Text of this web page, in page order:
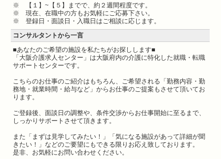
※ 【１】~【５】までで、約２週間程度です。
※ 現在、在職中の方もお気軽にご応募下さい。
※ 登録日・面談日・入職日はご相談に応じます。
コンサルタントから一言
■あなたのご希望の施設を私たちがお探しします■
「大阪介護求人センター」は大阪府内の介護に特化した就職・転職
サポートセンターです。
こちらのお仕事のご紹介はもちろん、ご希望される「勤務内容・勤
務地・就業時間・給与など」からお仕事のご提案もさせて頂いてお
ります。
ご登録後、面談日の調整や、条件交渉からお仕事開始に至るまで、
しっかりサポートさせて頂きます。
また「まずは見学してみたい！」「気になる施設があって詳細が聞
きたい！」などのご要望にもできる限りお応え致しております。
是非、お気軽にお問い合わせください。